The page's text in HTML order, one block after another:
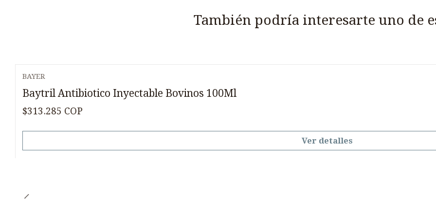
También podría interesarte uno de
BAYER
Baytril Antibiotico Inyectable Bovinos 100Ml
$313.285 COP
Ver detalles